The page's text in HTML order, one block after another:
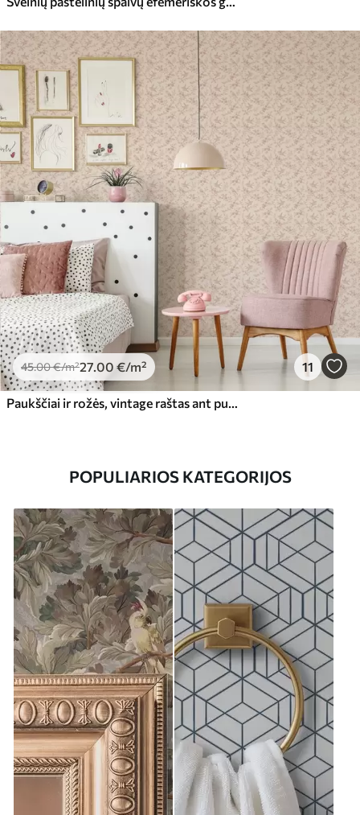
45.00€/m²27.00 €/m² 11
Paukščiai ir rožės, vintage raštas ant pudros rožinės spalvos
POPULIARIOS KATEGORIJOS